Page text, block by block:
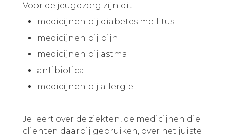
Voor de jeugdzorg zijn dit:
medicijnen bij diabetes mellitus
medicijnen bij pijn
medicijnen bij astma
antibiotica
medicijnen bij allergie
Je leert over de ziekten, de medicijnen die
cliënten daarbij gebruiken, over het juiste